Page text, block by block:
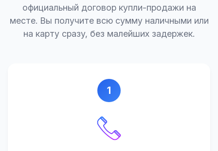
официальный договор купли-продажи на
месте. Вы получите всю сумму наличными или
на карту сразу, без малейших задержек.
1